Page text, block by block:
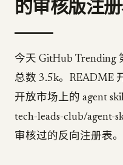
的审核版注
今天 GitHub Trending
总数 3.5k。README
开放市场上的 agent
tech-leads-club/agent-
审核过的反向注册表。